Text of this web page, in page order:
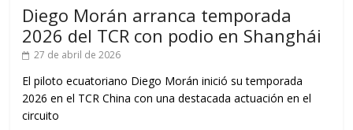
Diego Morán arranca temporada
2026 del TCR con podio en Shanghái
27 de abril de 2026
El piloto ecuatoriano Diego Morán inició su temporada
2026 en el TCR China con una destacada actuación en el
circuito